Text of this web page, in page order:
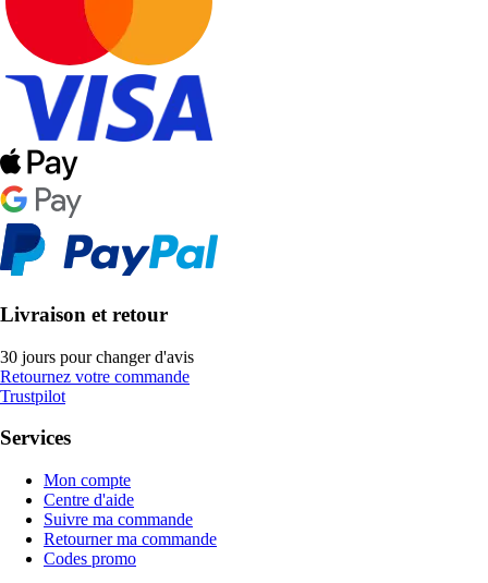
Livraison et retour
30 jours pour changer d'avis
Retournez votre commande
Trustpilot
Services
Mon compte
Centre d'aide
Suivre ma commande
Retourner ma commande
Codes promo